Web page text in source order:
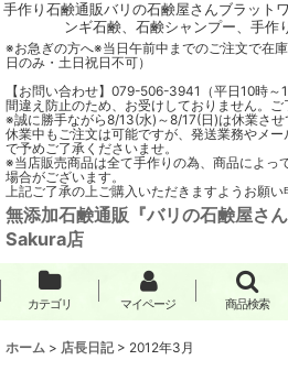
手作り石鹸通販バリの石鹸屋さんブラット
ンギ石鹸、石鹸シャンプー、手作
※お急ぎの方へ※当日午前中までのご注文で在
日のみ・土日祝日不可）
【お問い合わせ】079-506-3941（平日10時
間違え防止のため、お受けしておりません。ご
※誠に勝手ながら8/13(水)～8/17(日)は休業させ
休業中もご注文は可能ですが、発送業務やメ
で予めご了承くださいませ。
※当店販売商品は全て手作りの為、商品によっ
場合がございます。
上記ご了承の上ご購入いただきますようお願い
無添加石鹸通販『バリの石鹸屋さ
Sakura店
カテゴリ マイページ 商品検索
ホーム > 店長日記 > 2012年3月